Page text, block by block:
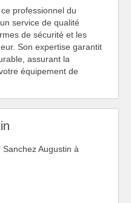
professionnel du
service de qualité
de sécurité et les
Son expertise garantit
assurant la
équipement de
Augustin à